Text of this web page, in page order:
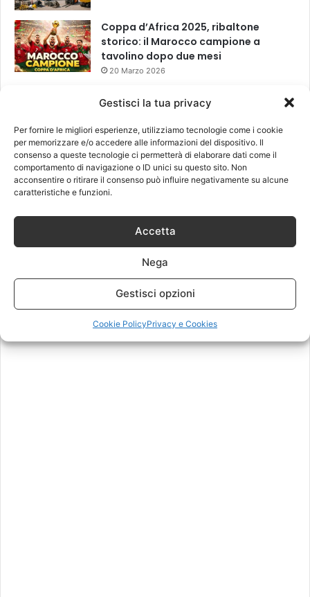
Gestisci la tua privacy
Per fornire le migliori esperienze, utilizziamo tecnologie come i cookie
per memorizzare e/o accedere alle informazioni del dispositivo. Il
consenso a queste tecnologie ci permetterà di elaborare dati come il
comportamento di navigazione o ID unici su questo sito. Non
acconsentire o ritirare il consenso può influire negativamente su alcune
caratteristiche e funzioni.
Accetta
Nega
Gestisci opzioni
Cookie PolicyPrivacy e Cookies
Coppa d’Africa 2025, ribaltone
storico: il Marocco campione a
tavolino dopo due mesi
20 Marzo 2026
Leggi anche